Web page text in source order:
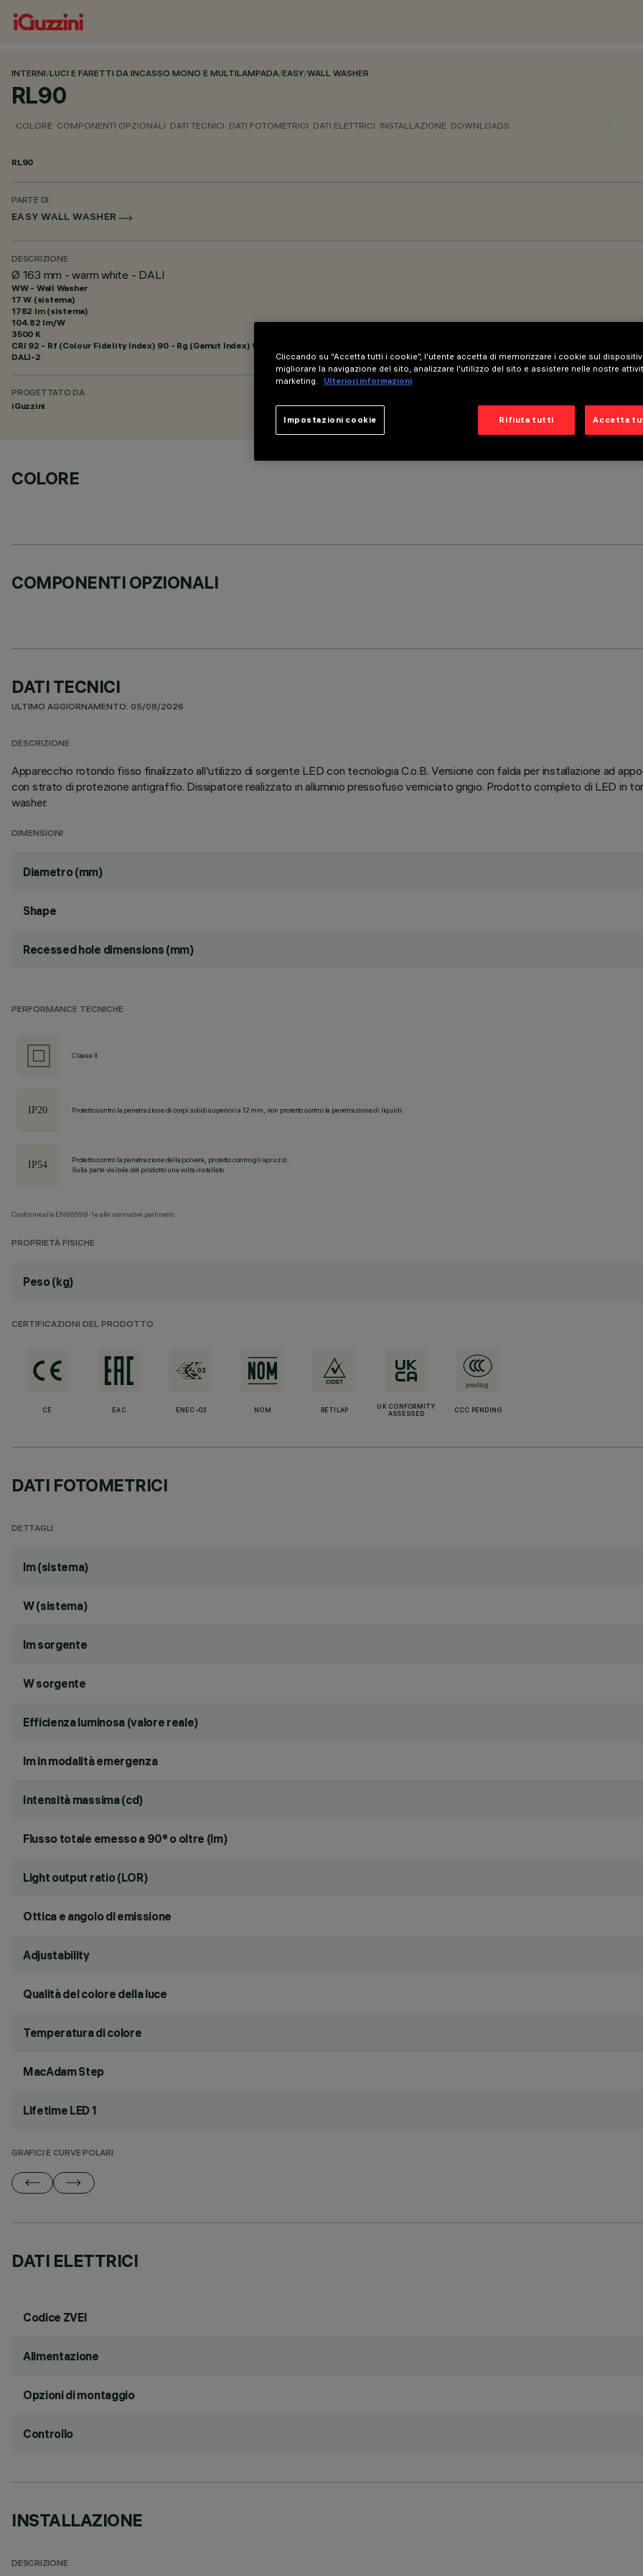
INTERNI/LUCI E FARETTI DA INCASSO MONO E MULTILAMPADA/EASY/WALL WASHER
RL90
COLORE COMPONENTI OPZIONALI DATI TECNICI DATI FOTOMETRICI DATI ELETTRICI INSTALLAZIONE DOWNLOADS
RL90
PARTE DI
EASY WALL WASHER
DESCRIZIONE
Ø 163 mm - warm white - DALI
WW - Wall Washer
17 W (sistema)
1782 lm (sistema)
104.82 lm/W
3500 K
CRI 92 - Rf (Colour Fidelity Index) 90 - Rg (Gamut Index) 98
DALI-2
PROGETTATO DA
iGuzzini
COLORE
COMPONENTI OPZIONALI
DATI TECNICI
ULTIMO AGGIORNAMENTO: 05/08/2026
DESCRIZIONE
Apparecchio rotondo fisso finalizzato all'utilizzo di sorgente LED con tecnologia C.o.B. Versione con falda per installazione ad
con strato di protezione antigraffio. Dissipatore realizzato in alluminio pressofuso verniciato grigio. Prodotto completo di LED in
washer.
DIMENSIONI
Diametro (mm)
Shape
Recessed hole dimensions (mm)
PERFORMANCE TECNICHE
Classe II
Protetto contro la penetrazione di corpi solidi superiori a 12 mm, non protetto contro la penetrazione di liquidi.
Protetto contro la penetrazione della polvere, protetto contro gli spruzzi.
Sulla parte visibile del prodotto una volta installato
Conforme alla EN60598-1 e alle normative pertinenti.
PROPRIETÀ FISICHE
Peso (kg)
CERTIFICAZIONI DEL PRODOTTO
CE EAC ENEC-03 NOM RETILAP
UK CONFORMITY
ASSESSED
CCC PENDING
DATI FOTOMETRICI
DETTAGLI
lm (sistema)
W (sistema)
lm sorgente
W sorgente
Efficienza luminosa (valore reale)
lm in modalità emergenza
Intensità massima (cd)
Flusso totale emesso a 90° o oltre (lm)
Light output ratio (LOR)
Ottica e angolo di emissione
Adjustability
Qualità del colore della luce
Temperatura di colore
MacAdam Step
Lifetime LED 1
GRAFICI E CURVE POLARI
DATI ELETTRICI
Codice ZVEI
Alimentazione
Opzioni di montaggio
Controllo
INSTALLAZIONE
DESCRIZIONE
Cliccando su “Accetta tutti i cookie”, l'utente accetta di memorizzare i cookie sul
migliorare la navigazione del sito, analizzare l'utilizzo del sito e assistere nelle nostre
marketing.
Ulteriori informazioni
Rifiuta tutti Accetta
Impostazioni cookie